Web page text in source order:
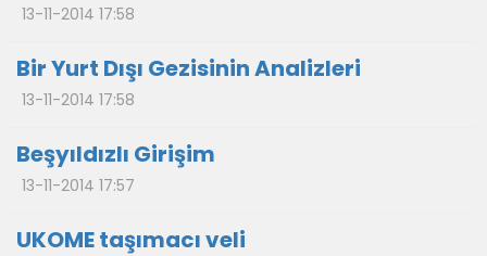
13-11-2014 17:58
Bir Yurt Dışı Gezisinin Analizleri
13-11-2014 17:58
Beşyıldızlı Girişim
13-11-2014 17:57
UKOME taşımacı veli